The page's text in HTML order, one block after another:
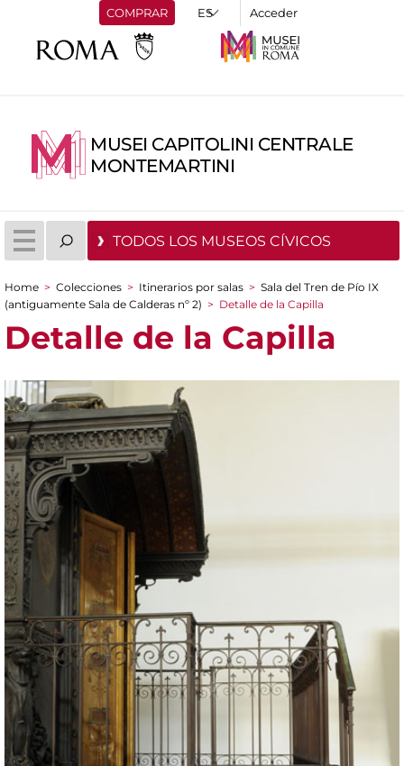
COMPRAR Acceder
MUSEI CAPITOLINI CENTRALE
MONTEMARTINI
TODOS LOS MUSEOS CÍVICOS
You are here
Home > Colecciones > Itinerarios por salas > Sala del Tren de Pío IX
(antiguamente Sala de Calderas nº 2) > Detalle de la Capilla
Detalle de la Capilla